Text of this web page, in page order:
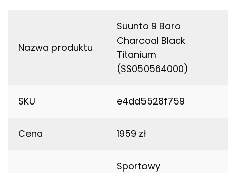
Nazwa produktu
Suunto 9 Baro
Charcoal Black
Titanium
(SS050564000)
SKU e4dd5528f759
Cena 1959 zł
Sportowy